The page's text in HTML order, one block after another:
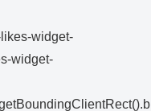
widget-
widget-